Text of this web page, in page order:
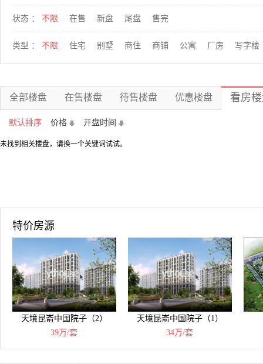
状态 ： 不限 在售 新盘 尾盘 售完
类型 ： 不限 住宅 别墅 商住 商铺 公寓 厂房 写字楼
全部楼盘 在售楼盘 待售楼盘 优惠楼盘 看房
默认排序 价格 开盘时间
未找到相关楼盘，请换一个关键词试试。
特价房源
天境昆嵛中国院子（2）
39万/套
天境昆嵛中国院子（1）
34万/套